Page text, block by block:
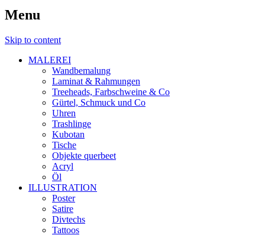
Menu
Skip to content
MALEREI
Wandbemalung
Laminat & Rahmungen
Treeheads, Farbschweine & Co
Gürtel, Schmuck und Co
Uhren
Trashlinge
Kubotan
Tische
Objekte querbeet
Acryl
Öl
ILLUSTRATION
Poster
Satire
Divtechs
Tattoos